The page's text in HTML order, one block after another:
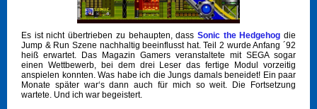
Es ist nicht übertrieben zu behaupten, dass Sonic the Hedgehog die
Jump & Run Szene nachhaltig beeinflusst hat. Teil 2 wurde Anfang ´92
heiß erwartet. Das Magazin Gamers veranstaltete mit SEGA sogar
einen Wettbewerb, bei dem drei Leser das fertige Modul vorzeitig
anspielen konnten. Was habe ich die Jungs damals beneidet! Ein paar
Monate später war‘s dann auch für mich so weit. Die Fortsetzung
wartete. Und ich war begeistert.